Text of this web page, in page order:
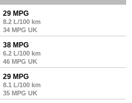
29 MPG
8.2 L/100 km
34 MPG UK
38 MPG
6.2 L/100 km
46 MPG UK
29 MPG
8.1 L/100 km
35 MPG UK